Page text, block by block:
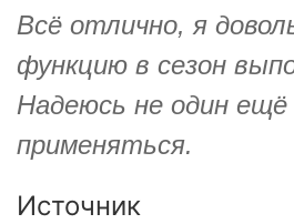
Всё отлично, я
функцию в сезон
Надеюсь не один
применяться.
Источник